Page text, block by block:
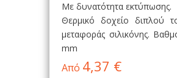
Με δυνατότητα εκτύπωσης.
Θερμικό δοχείο διπλού
μεταφοράς σιλικόνης.
mm
Από 4,37 €